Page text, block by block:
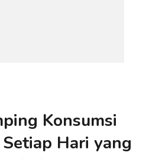
Konsumsi
Hari yang